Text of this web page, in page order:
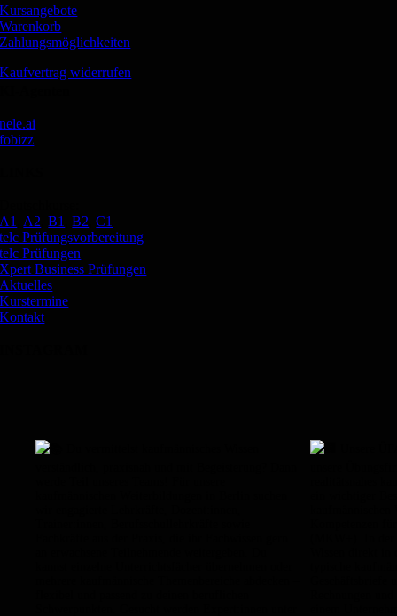
Kursangebote
Warenkorb
Zahlungsmöglichkeiten
Kaufvertrag widerrufen
nele.ai
fobizz
A1
A2 ,B1 ,B2 ,C1
telc Prüfungsvorbereitung
telc Prüfungen
Xpert Business Prüfungen
Aktuelles
Kurstermine
Kontakt